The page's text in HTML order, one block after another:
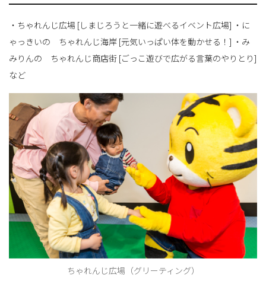
・ちゃれんじ広場 [しまじろうと一緒に遊べるイベント広場] ・に
ゃっきいの ちゃれんじ海岸 [元気いっぱい体を動かせる！] ・み
みりんの ちゃれんじ商店街 [ごっこ遊びで広がる言葉のやりとり]
など
ちゃれんじ広場（グリーティング）